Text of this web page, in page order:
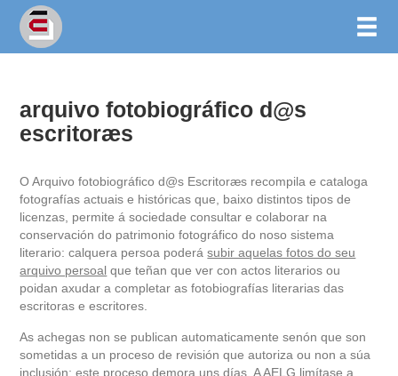
arquivo fotobiográfico d@s
escritoræs
O Arquivo fotobiográfico d@s Escritoræs recompila e cataloga
fotografías actuais e históricas que, baixo distintos tipos de
licenzas, permite á sociedade consultar e colaborar na
conservación do patrimonio fotográfico do noso sistema
literario: calquera persoa poderásubir aquelas fotos do seu
arquivo persoal que teñan que ver con actos literarios ou
poidan axudar a completar as fotobiografías literarias das
escritoras e escritores.
As achegas non se publican automaticamente senón que son
sometidas a un proceso de revisión que autoriza ou non a súa
inclusión; este proceso demora uns días. A AELG limítase a